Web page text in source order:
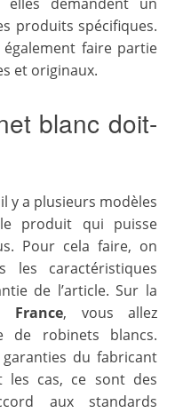
produits spécifiques.
faire partie
et originaux.
blanc doit-
y a plusieurs modèles
produit qui puisse
Pour cela faire, on
les caractéristiques
de l’article. Sur la
France, vous allez
de robinets blancs.
du fabricant
les cas, ce sont des
aux standards